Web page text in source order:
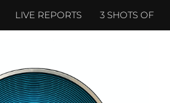
LIVE REPORTS 3 SHOTS OF